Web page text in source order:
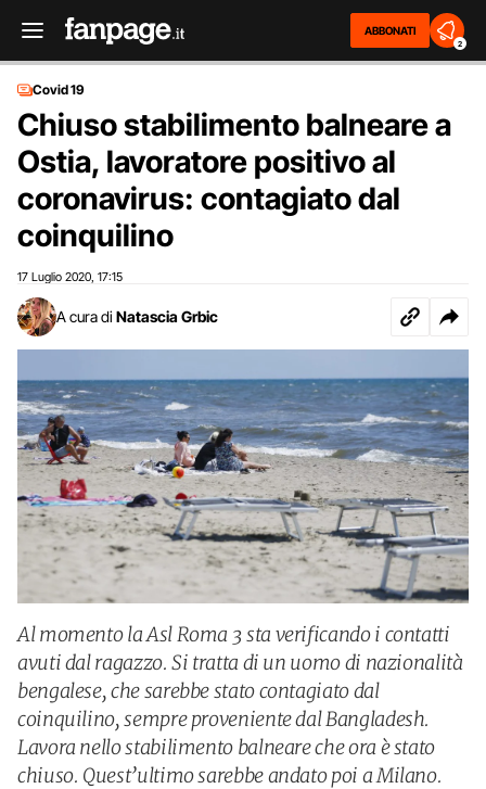
ABBONATI
2
Covid 19
Chiuso stabilimento balneare a
Ostia, lavoratore positivo al
coronavirus: contagiato dal
coinquilino
17 Luglio 2020 17:15
A cura di Natascia Grbic
Al momento la Asl Roma 3 sta verificando i contatti
avuti dal ragazzo. Si tratta di un uomo di nazionalità
bengalese, che sarebbe stato contagiato dal
coinquilino, sempre proveniente dal Bangladesh.
Lavora nello stabilimento balneare che ora è stato
chiuso. Quest’ultimo sarebbe andato poi a Milano.